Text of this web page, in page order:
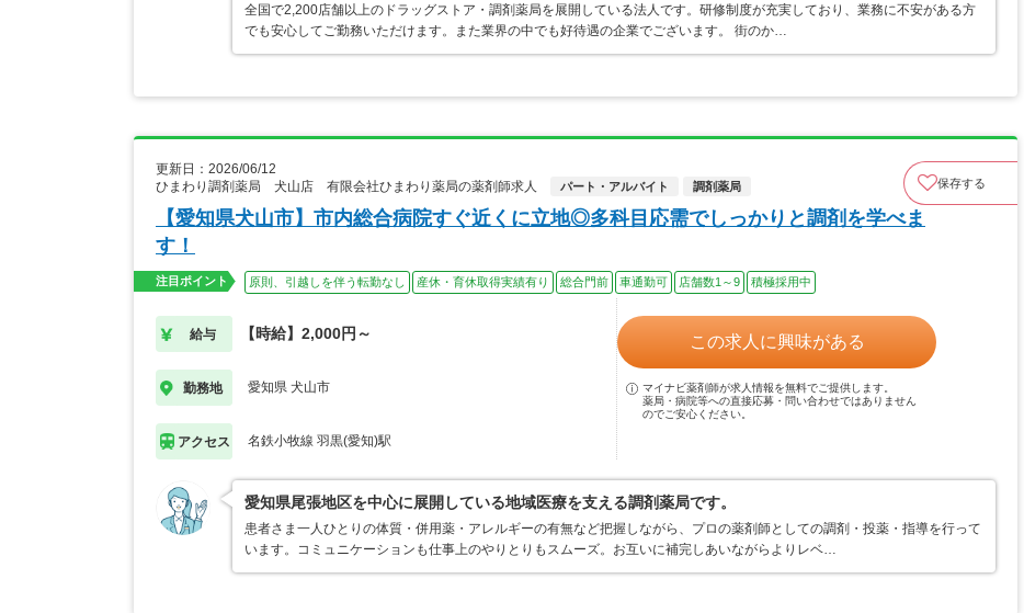
全国で2,200店舗以上のドラッグストア・調剤薬局を展開している法人です。研修制度が充実しており、業務に不安がある方
でも安心してご勤務いただけます。また業界の中でも好待遇の企業でございます。 街のか…
更新日：2026/06/12
ひまわり調剤薬局 犬山店 有限会社ひまわり薬局の薬剤師求人
パート・アルバイト 調剤薬局 保存する
【愛知県犬山市】市内総合病院すぐ近くに立地◎多科目応需でしっかりと調剤を学べま
す！
注目ポイント 原則、引越しを伴う転勤なし 産休・育休取得実績有り 総合門前 車通勤可 店舗数1～9 積極採用中
給与 【時給】2,000円～
勤務地 愛知県 犬山市
アクセス 名鉄小牧線 羽黒(愛知)駅
この求人に興味がある
マイナビ薬剤師が求人情報を無料でご提供します。
薬局・病院等への直接応募・問い合わせではありません
のでご安心ください。
愛知県尾張地区を中心に展開している地域医療を支える調剤薬局です。
患者さま一人ひとりの体質・併用薬・アレルギーの有無など把握しながら、プロの薬剤師としての調剤・投薬・指導を行って
います。コミュニケーションも仕事上のやりとりもスムーズ。お互いに補完しあいながらよりレベ…